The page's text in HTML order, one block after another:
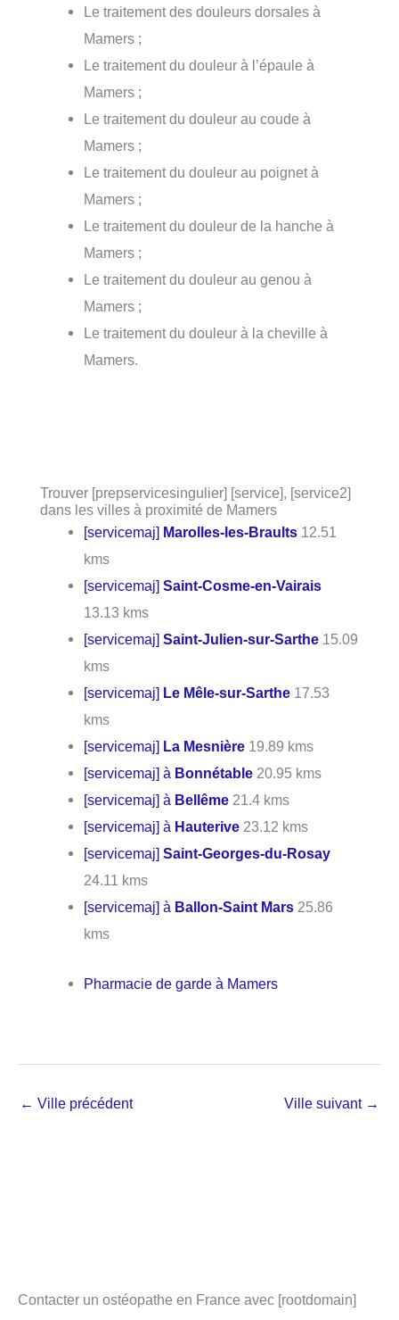
Le traitement des douleurs dorsales à
Mamers ;
Le traitement du douleur à l’épaule à
Mamers ;
Le traitement du douleur au coude à
Mamers ;
Le traitement du douleur au poignet à
Mamers ;
Le traitement du douleur de la hanche à
Mamers ;
Le traitement du douleur au genou à
Mamers ;
Le traitement du douleur à la cheville à
Mamers.
Trouver [prepservicesingulier] [service], [service2]
dans les villes à proximité de Mamers
[servicemaj] Marolles-les-Braults 12.51
kms
[servicemaj]Saint-Cosme-en-Vairais
13.13 kms
[servicemaj]Saint-Julien-sur-Sarthe 15.09
kms
[servicemaj] Le Mêle-sur-Sarthe 17.53
kms
[servicemaj] La Mesnière 19.89 kms
[servicemaj] à Bonnétable 20.95 kms
[servicemaj] à Bellême 21.4 kms
[servicemaj] à Hauterive 23.12 kms
[servicemaj]Saint-Georges-du-Rosay
24.11 kms
[servicemaj] à Ballon-Saint Mars 25.86
kms
Pharmacie de garde à Mamers
← Ville précédent Ville suivant →
Contacter un ostéopathe en France avec [rootdomain]